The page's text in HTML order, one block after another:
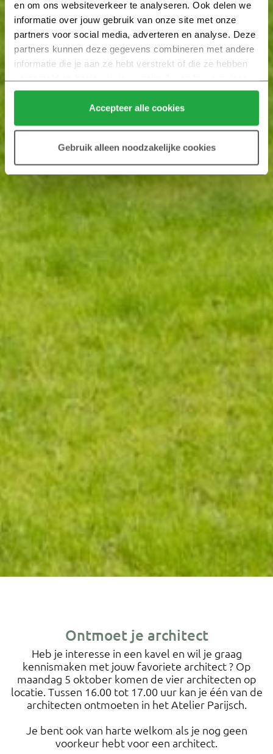
en om ons websiteverkeer te analyseren. Ook delen we
informatie over jouw gebruik van onze site met onze
partners voor social media, adverteren en analyse. Deze
partners kunnen deze gegevens combineren met andere
informatie die je aan ze hebt verstrekt of die ze hebben
verzameld op basis van jouw gebruik van hun services.
Klik hier voor meer informatie over ons cookiebeleid.
Accepteer alle cookies
Gebruik alleen noodzakelijke cookies
Ontmoet je architect
Heb je interesse in een kavel en wil je graag
kennismaken met jouw favoriete architect ? Op
maandag 5 oktober komen de vier architecten op
locatie. Tussen 16.00 tot 17.00 uur kan je één van de
architecten ontmoeten in het Atelier Parijsch.
Je bent ook van harte welkom als je nog geen
voorkeur hebt voor een architect.